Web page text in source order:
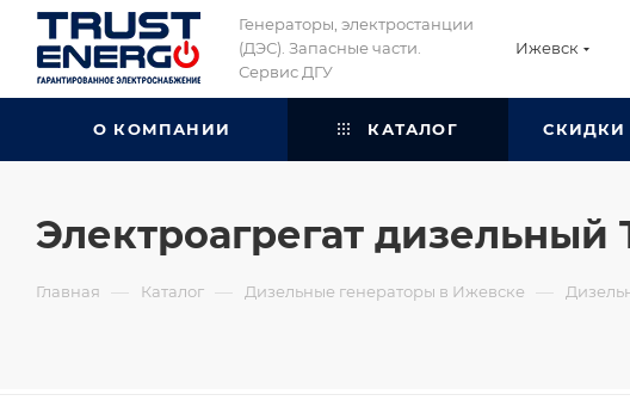
Генераторы, электростанции
(ДЭС). Запасные части.
Сервис ДГУ
Ижевск
О КОМПАНИИ КАТАЛОГ СКИДКИ
Электроагрегат дизельный
Главная — Каталог — Дизельные генераторы в Ижевске —